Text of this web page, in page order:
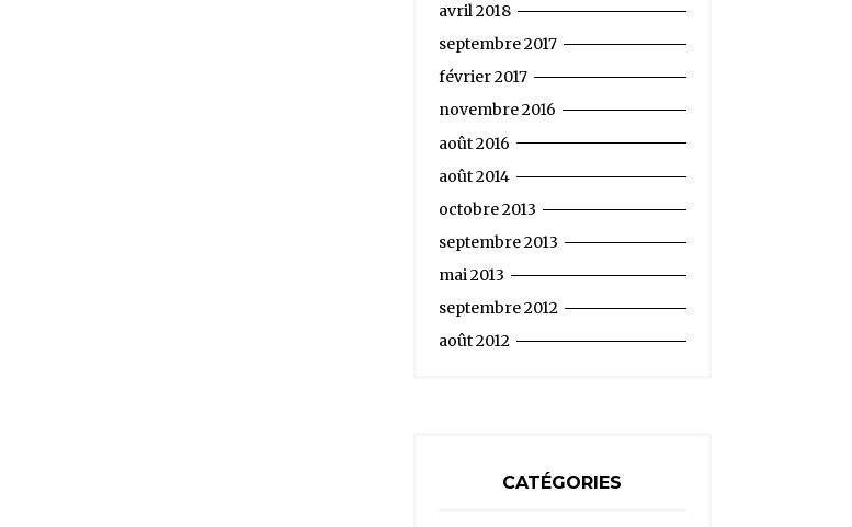
avril 2018
septembre 2017
février 2017
novembre 2016
août 2016
août 2014
octobre 2013
septembre 2013
mai 2013
septembre 2012
août 2012
CATÉGORIES